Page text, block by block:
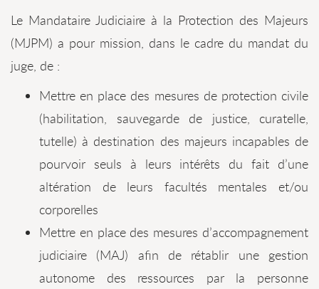
Le Mandataire Judiciaire à la Protection des Majeurs
(MJPM) a pour mission, dans le cadre du mandat du
juge, de :
Mettre en place des mesures de protection civile
(habilitation, sauvegarde de justice, curatelle,
tutelle) à destination des majeurs incapables de
pourvoir seuls à leurs intérêts du fait d’une
altération de leurs facultés mentales et/ou
corporelles
Mettre en place des mesures d’accompagnement
judiciaire (MAJ) afin de rétablir une gestion
autonome des ressources par la personne